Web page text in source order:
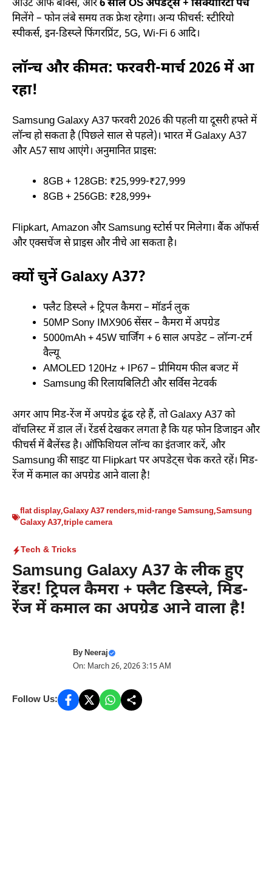
आउट ऑफ बॉक्स, और6 साल OS अपडेट्स + सिक्योरिटी पैच
मिलेंगे – फोन लंबे समय तक फ्रेश रहेगा। अन्य फीचर्स: स्टीरियो
स्पीकर्स, इन-डिस्प्ले फिंगरप्रिंट, 5G, Wi-Fi 6 आदि।
लॉन्च और कीमत: फरवरी-मार्च 2026 में आ
रहा!
Samsung Galaxy A37 फरवरी 2026 की पहली या दूसरी हफ्ते में
लॉन्च हो सकता है (पिछले साल से पहले)। भारत में Galaxy A37
और A57 साथ आएंगे। अनुमानित प्राइस:
8GB + 128GB: ₹25,999-₹27,999
8GB + 256GB: ₹28,999+
Flipkart, Amazon और Samsung स्टोर्स पर मिलेगा। बैंक ऑफर्स
और एक्सचेंज से प्राइस और नीचे आ सकता है।
क्यों चुनें Galaxy A37?
फ्लैट डिस्प्ले + ट्रिपल कैमरा – मॉडर्न लुक
50MP Sony IMX906 सेंसर – कैमरा में अपग्रेड
5000mAh + 45W चार्जिंग + 6 साल अपडेट – लॉन्ग-टर्म
वैल्यू
AMOLED 120Hz + IP67 – प्रीमियम फील बजट में
Samsung की रिलायबिलिटी और सर्विस नेटवर्क
अगर आप मिड-रेंज में अपग्रेड ढूंढ रहे हैं, तो Galaxy A37 को
वॉचलिस्ट में डाल लें। रेंडर्स देखकर लगता है कि यह फोन डिजाइन और
फीचर्स में बैलेंस्ड है। ऑफिशियल लॉन्च का इंतजार करें, और
Samsung की साइट या Flipkart पर अपडेट्स चेक करते रहें। मिड-
रेंज में कमाल का अपग्रेड आने वाला है!
flat display,Galaxy A37 renders,mid-range Samsung,Samsung
Galaxy A37,triple camera
Tech & Tricks
Samsung Galaxy A37 के लीक हुए
रेंडर! ट्रिपल कैमरा + फ्लैट डिस्प्ले, मिड-
रेंज में कमाल का अपग्रेड आने वाला है!
ByNeeraj
On: March 26, 2026 3:15 AM
Follow Us: